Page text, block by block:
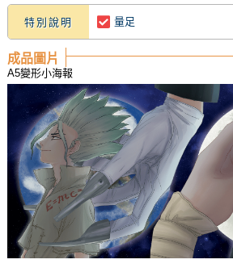
特別說明 量足
成品圖片
A5變形小海報